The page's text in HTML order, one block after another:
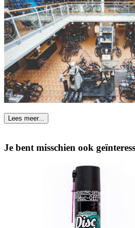
Lees meer...
Je bent misschien ook